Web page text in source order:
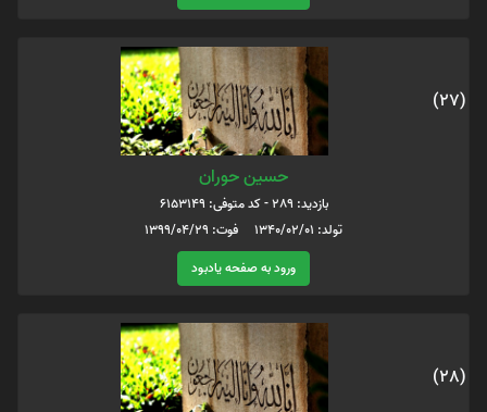
(27)
حسین حوران
بازدید: 289 - کد متوفی: 6153149
تولد: 1340/02/01 فوت: 1399/04/29
ورود به صفحه یادبود
(28)